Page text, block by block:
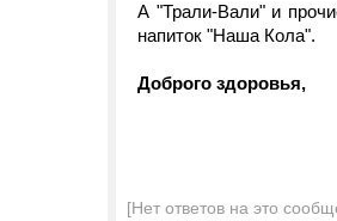
А "Трали-Вали" и
напиток "Наша Кола".
Доброго здоровья,
[Нет ответов на это